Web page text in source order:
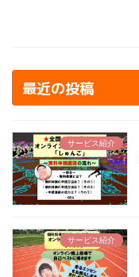
最近の投稿
サービス紹介
サービス紹介